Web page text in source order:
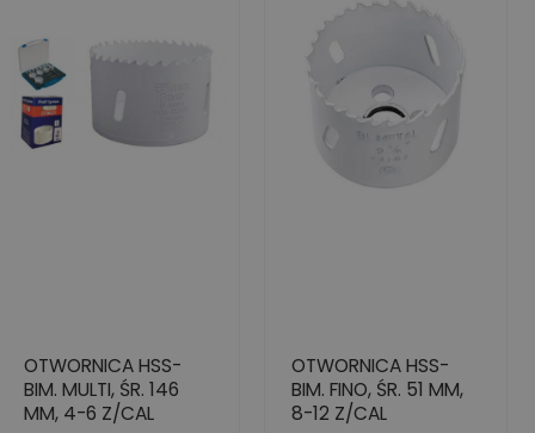
OTWORNICA HSS-
BIM. MULTI, ŚR. 146
MM, 4-6 Z/CAL
OTWORNICA HSS-
BIM. FINO, ŚR. 51 MM,
8-12 Z/CAL